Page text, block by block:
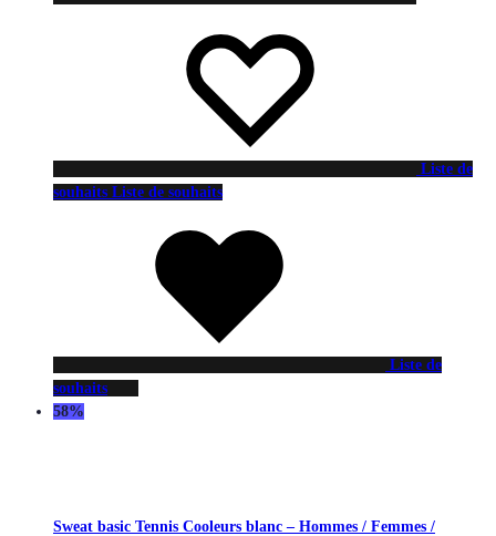
Liste de
souhaits Liste de souhaits
Liste de
souhaits
58%
Sweat basic Tennis Cooleurs blanc – Hommes / Femmes /